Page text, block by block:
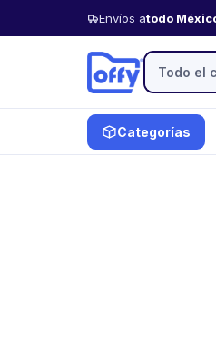
Envíos atodo
Todo el
Categorías